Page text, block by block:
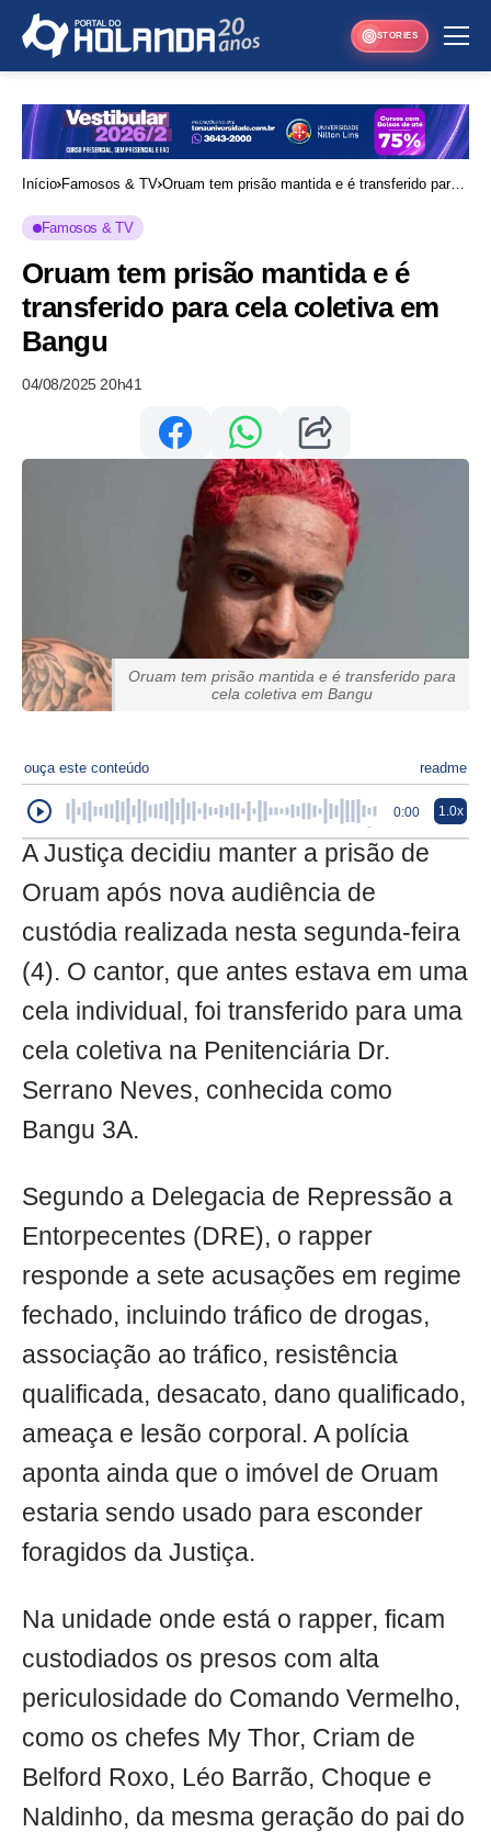
STORIES
Início Famosos & TV Oruam tem prisão mantida e é transferido para
Famosos & TV
Oruam tem prisão mantida e é
transferido para cela coletiva em
Bangu
04/08/2025 20h41
Oruam tem prisão mantida e é transferido para
cela coletiva em Bangu
ouça este conteúdo readme
0:00 1.0x
A Justiça decidiu manter a prisão de
Oruam após nova audiência de
custódia realizada nesta segunda-feira
(4). O cantor, que antes estava em uma
cela individual, foi transferido para uma
cela coletiva na Penitenciária Dr.
Serrano Neves, conhecida como
Bangu 3A.
Segundo a Delegacia de Repressão a
Entorpecentes (DRE), o rapper
responde a sete acusações em regime
fechado, incluindo tráfico de drogas,
associação ao tráfico, resistência
qualificada, desacato, dano qualificado,
ameaça e lesão corporal. A polícia
aponta ainda que o imóvel de Oruam
estaria sendo usado para esconder
foragidos da Justiça.
Na unidade onde está o rapper, ficam
custodiados os presos com alta
periculosidade do Comando Vermelho,
como os chefes My Thor, Criam de
Belford Roxo, Léo Barrão, Choque e
Naldinho, da mesma geração do pai do